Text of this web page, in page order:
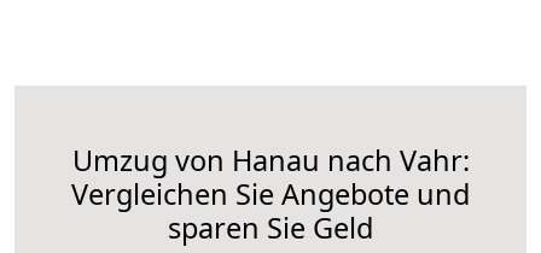
Umzug von Hanau nach Vahr:
Vergleichen Sie Angebote und
sparen Sie Geld